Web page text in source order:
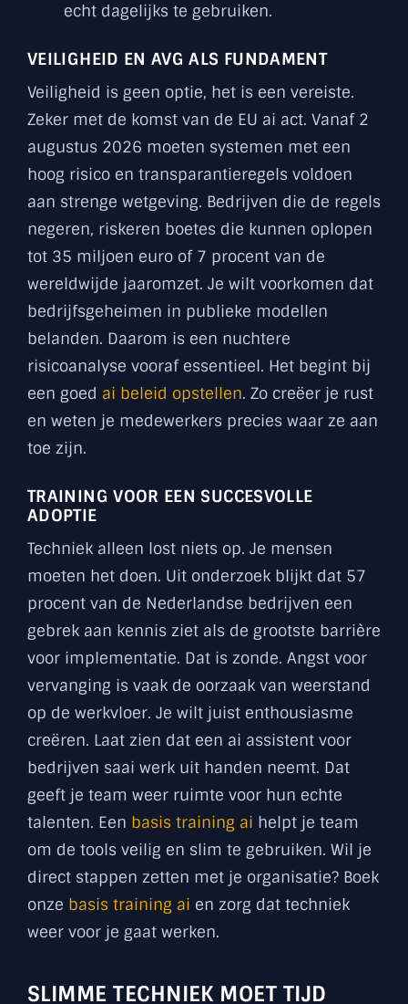
echt dagelijks te gebruiken.
VEILIGHEID EN AVG ALS FUNDAMENT
Veiligheid is geen optie, het is een vereiste.
Zeker met de komst van de EU ai act. Vanaf 2
augustus 2026 moeten systemen met een
hoog risico en transparantieregels voldoen
aan strenge wetgeving. Bedrijven die de regels
negeren, riskeren boetes die kunnen oplopen
tot 35 miljoen euro of 7 procent van de
wereldwijde jaaromzet. Je wilt voorkomen dat
bedrijfsgeheimen in publieke modellen
belanden. Daarom is een nuchtere
risicoanalyse vooraf essentieel. Het begint bij
een goed ai beleid opstellen. Zo creëer je rust
en weten je medewerkers precies waar ze aan
toe zijn.
TRAINING VOOR EEN SUCCESVOLLE
ADOPTIE
Techniek alleen lost niets op. Je mensen
moeten het doen. Uit onderzoek blijkt dat 57
procent van de Nederlandse bedrijven een
gebrek aan kennis ziet als de grootste barrière
voor implementatie. Dat is zonde. Angst voor
vervanging is vaak de oorzaak van weerstand
op de werkvloer. Je wilt juist enthousiasme
creëren. Laat zien dat een ai assistent voor
bedrijven saai werk uit handen neemt. Dat
geeft je team weer ruimte voor hun echte
talenten. Een basis training ai helpt je team
om de tools veilig en slim te gebruiken. Wil je
direct stappen zetten met je organisatie? Boek
onze basis training ai en zorg dat techniek
weer voor je gaat werken.
SLIMME TECHNIEK MOET TIJD